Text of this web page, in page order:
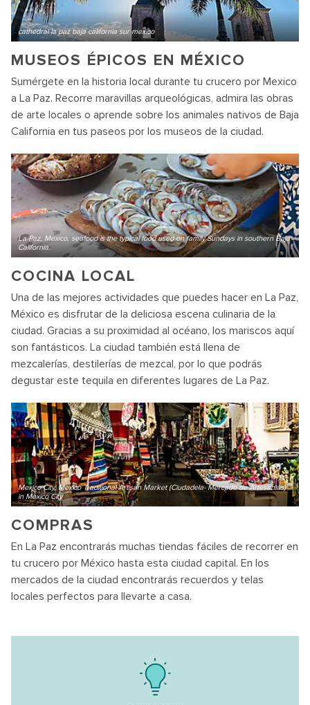
cathedral la paz baja california sur mexico
MUSEOS ÉPICOS EN MÉXICO
Sumérgete en la historia local durante tu crucero por Mexico
a La Paz. Recorre maravillas arqueológicas, admira las obras
de arte locales o aprende sobre los animales nativos de Baja
California en tus paseos por los museos de la ciudad.
La Paz, Mexico, seafood is the typical food used on family Sundays in southern Baja
California.
COCINA LOCAL
Una de las mejores actividades que puedes hacer en La Paz,
México es disfrutar de la deliciosa escena culinaria de la
ciudad. Gracias a su proximidad al océano, los mariscos aquí
son fantásticos. La ciudad también está llena de
mezcalerías, destilerías de mezcal, por lo que podrás
degustar este tequila en diferentes lugares de La Paz.
Mexico City, Mexico Traditional Artisan Market (Ciudadela- Mercado de Artesanias)
in Mexico City
COMPRAS
En La Paz encontrarás muchas tiendas fáciles de recorrer en
tu crucero por México hasta esta ciudad capital. En los
mercados de la ciudad encontrarás recuerdos y telas
locales perfectos para llevarte a casa.